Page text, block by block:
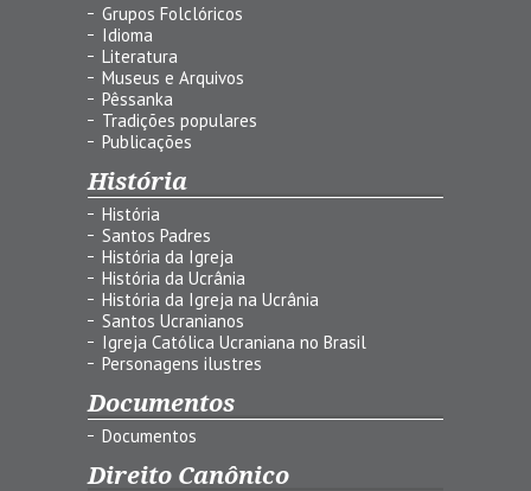
Grupos Folclóricos
Idioma
Literatura
Museus e Arquivos
Pêssanka
Tradições populares
Publicações
História
História
Santos Padres
História da Igreja
História da Ucrânia
História da Igreja na Ucrânia
Santos Ucranianos
Igreja Católica Ucraniana no Brasil
Personagens ilustres
Documentos
Documentos
Direito Canônico